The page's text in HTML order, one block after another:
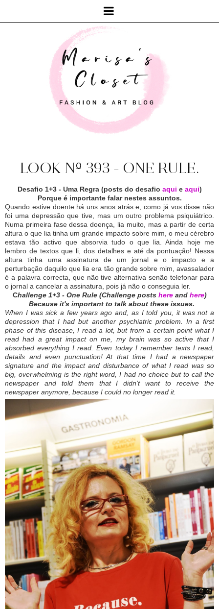
LOOK Nº 393 - ONE RULE.
Desafio 1+3 - Uma Regra (posts do desafio aqui e aqui)
Porque é importante falar nestes assuntos.
Quando estive doente há uns anos atrás e, como já vos disse não
foi uma depressão que tive, mas um outro problema psiquiátrico.
Numa primeira fase dessa doença, lia muito, mas a partir de certa
altura o que lia tinha um grande impacto sobre mim, o meu cérebro
estava tão activo que absorvia tudo o que lia. Ainda hoje me
lembro de textos que li, dos detalhes e até da pontuação! Nessa
altura tinha uma assinatura de um jornal e o impacto e a
perturbação daquilo que lia era tão grande sobre mim, avassalador
é a palavra correcta, que não tive alternativa senão telefonar para
o jornal a cancelar a assinatura, pois já não o conseguia ler.
Challenge 1+3 - One Rule (Challenge postshereand here)
Because it's important to talk about these issues.
When I was sick a few years ago and, as I told you, it was not a
depression that I had but another psychiatric problem. In a first
phase of this disease, I read a lot, but from a certain point what I
read had a great impact on me, my brain was so active that I
absorbed everything I read. Even today I remember texts I read,
details and even punctuation!At that time I had a newspaper
signature and the impact and disturbance of what I read was so
big, overwhelming is the right word, I had no choice but to call the
newspaper and told them that I didn't want to receive the
newspaper anymore, because I could no longer read it.